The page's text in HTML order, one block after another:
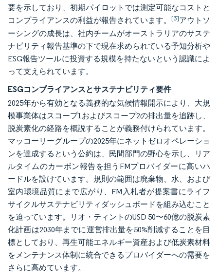
要を示しており、初期パイロットでは測定可能なコストと
コンプライアンスの利益が報告されています。 [3]アウトソ
ーシングの成長は、社内チームがオーストラリアのサステ
ナビリティ報告基準の下で現在求められている予知分析や
ESG報告ツールに投資する規模を持たないという認識によ
って支えられています。
ESGコンプライアンスとサステナビリティ要件
2025年から有効となる義務的な気候情報開示により、大規
模事業体はスコープ1およびスコープ2の排出量を追跡し、
脱炭素化の経路を概説することが義務付けられています。
マッコーリーグループの2025年にネットゼロオペレーショ
ンを達成するという公約は、民間部門の野心を示し、リア
ルタイムのカーボン報告を担うFMプロバイダーに高いハ
ードルを設けています。規則の範囲は廃棄物、水、および
室内環境品質にまで広がり、FM入札者が提案書にライフ
サイクルサステナビリティダッシュボードを組み込むこと
を迫っています。リオ・ティントのUSD 50〜60億の脱炭素
化計画は2030年までに運営排出量を50%削減することを目
標としており、再生可能エネルギー資産および低炭素材料
をメンテナンス体制に統合できるプロバイダーへの需要を
さらに高めています。